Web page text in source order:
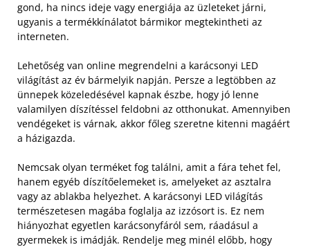
gond, ha nincs ideje vagy energiája az üzleteket járni,
ugyanis a termékkínálatot bármikor megtekintheti az
interneten.
Lehetőség van online megrendelni a karácsonyi LED
világítást az év bármelyik napján. Persze a legtöbben az
ünnepek közeledésével kapnak észbe, hogy jó lenne
valamilyen díszítéssel feldobni az otthonukat. Amennyiben
vendégeket is várnak, akkor főleg szeretne kitenni magáért
a házigazda.
Nemcsak olyan terméket fog találni, amit a fára tehet fel,
hanem egyéb díszítőelemeket is, amelyeket az asztalra
vagy az ablakba helyezhet. A karácsonyi LED világítás
természetesen magába foglalja az izzósort is. Ez nem
hiányozhat egyetlen karácsonyfáról sem, ráadásul a
gyermekek is imádják. Rendelje meg minél előbb, hogy